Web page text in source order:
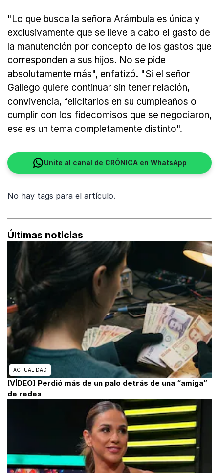
"Lo que busca la señora Arámbula es única y
exclusivamente que se lleve a cabo el gasto de
la manutención por concepto de los gastos que
corresponden a sus hijos. No se pide
absolutamente más", enfatizó. "Si el señor
Gallego quiere continuar sin tener relación,
convivencia, felicitarlos en su cumpleaños o
cumplir con los fidecomisos que se negociaron,
ese es un tema completamente distinto".
Unite al canal de CRÓNICA en WhatsApp
No hay tags para el artículo.
Últimas noticias
ACTUALIDAD
[VÍDEO] Perdió más de un palo detrás de una “amiga”
de redes